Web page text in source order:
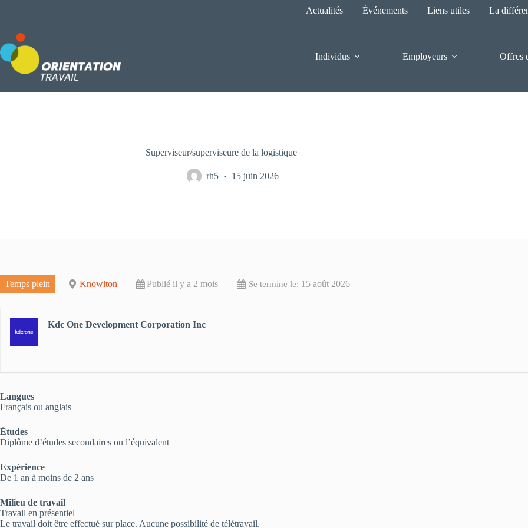
Actualités Événements Liens utiles La
Individus Employeurs Offres
Superviseur/superviseure de la logistique
rh5 15 juin 2026
Temps plein Knowlton Publié il y a 2 mois Se termine le: 15 août 2026
Kdc One Development Corporation Inc
Langues
Français ou anglais
Études
Diplôme d’études secondaires ou l’équivalent
Expérience
De 1 an à moins de 2 ans
Milieu de travail
Travail en présentiel
Le travail doit être effectué sur place. Aucune possibilité de télétravail.